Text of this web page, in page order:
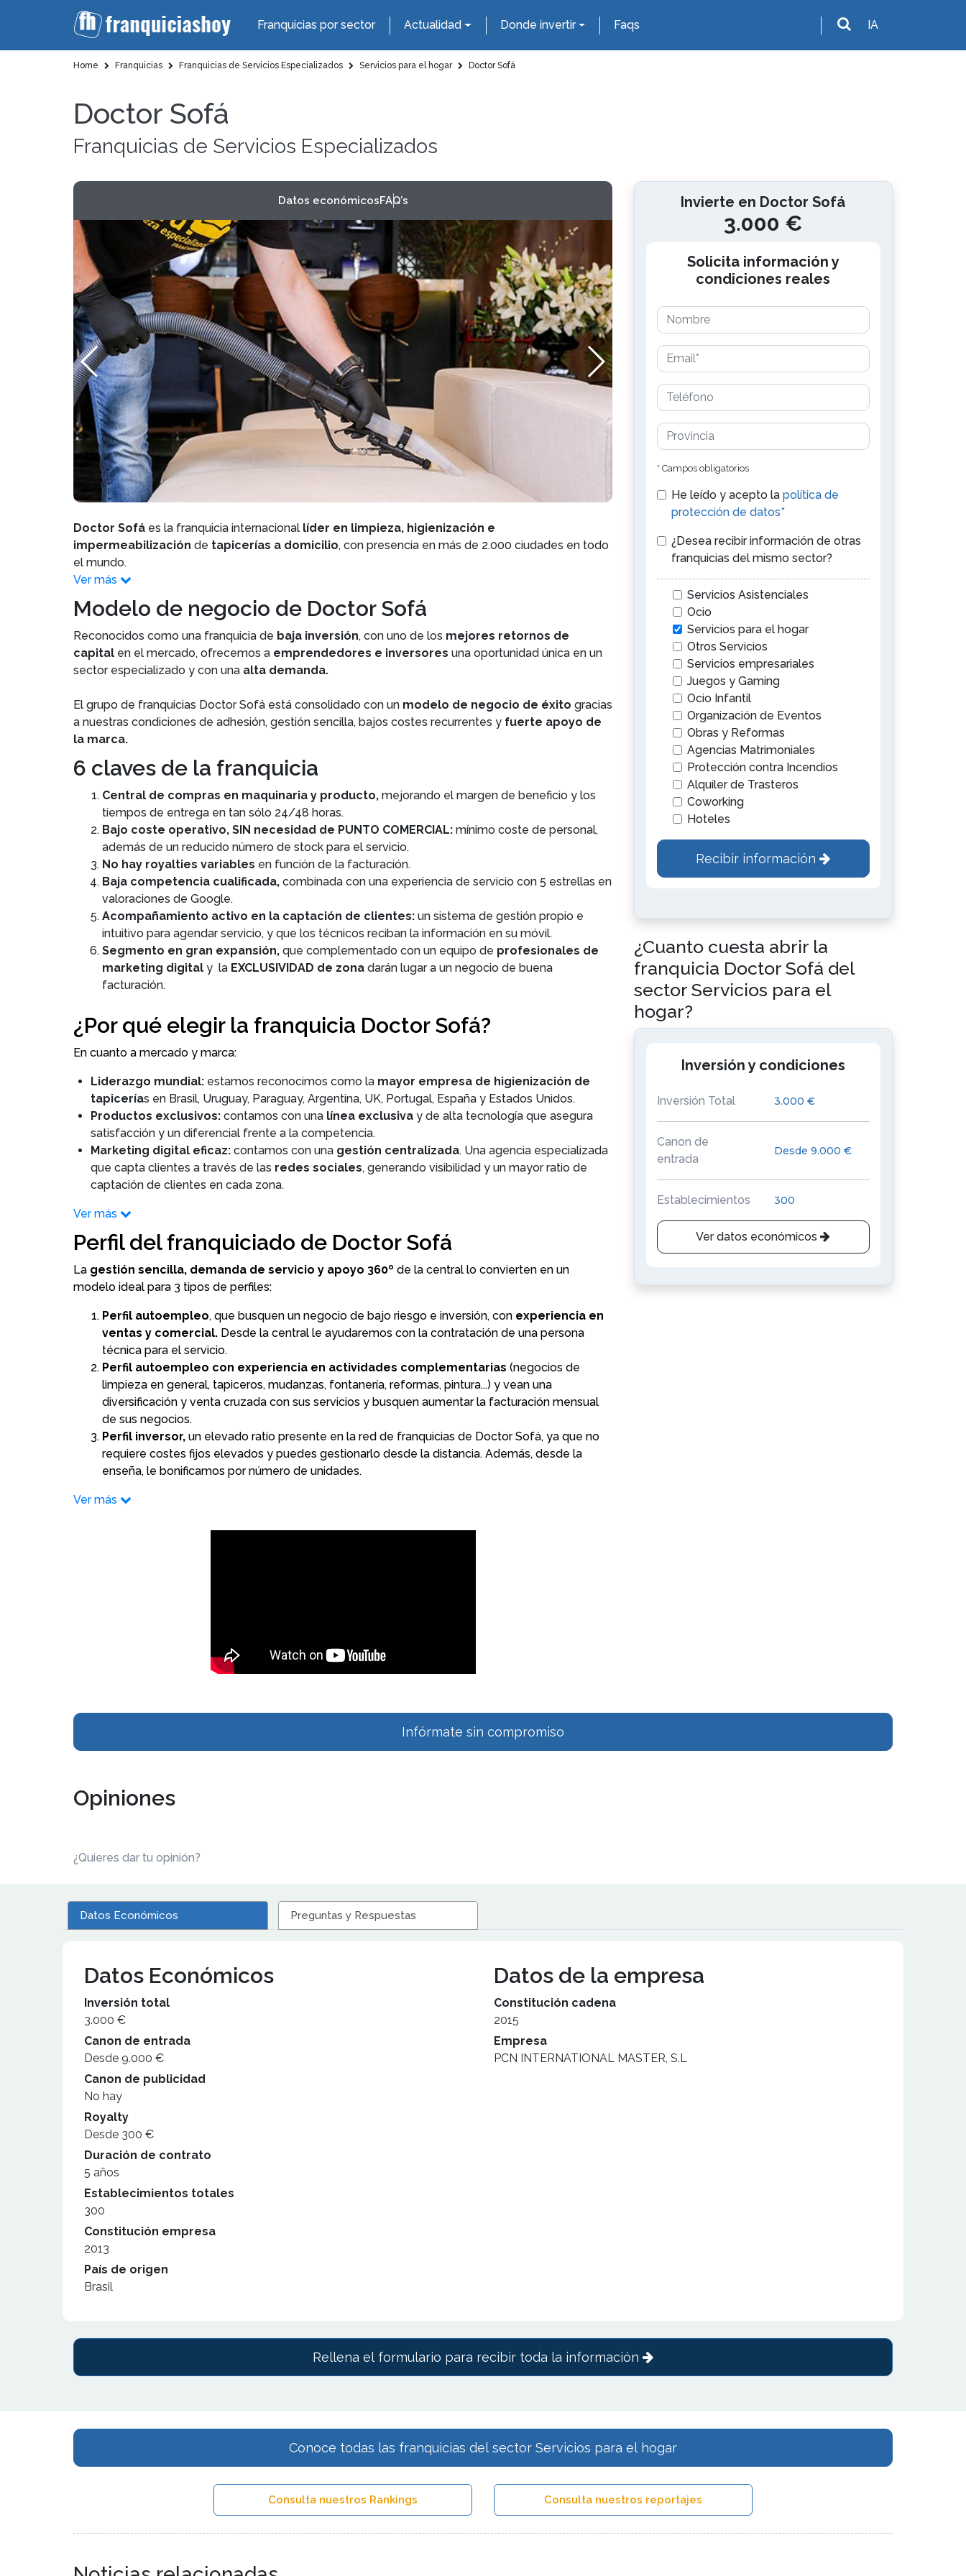
Franquicias por sector Actualidad Donde invertir Faqs IA
Home Franquicias Franquicias de Servicios Especializados Servicios para el hogar Doctor Sofá
Doctor Sofá
Franquicias de Servicios Especializados
Datos económicosFAQ’s
Doctor Sofá es la franquicia internacional líder en limpieza, higienización e
impermeabilización de tapicerías a domicilio, con presencia en más de 2.000 ciudades en todo
el mundo.
Ver más
Modelo de negocio de Doctor Sofá
Reconocidos como una franquicia de baja inversión, con uno de los mejores retornos de
capital en el mercado, ofrecemos a emprendedores e inversores una oportunidad única en un
sector especializado y con una alta demanda.
El grupo de franquicias Doctor Sofá está consolidado con un modelo de negocio de éxito gracias
a nuestras condiciones de adhesión, gestión sencilla, bajos costes recurrentes y fuerte apoyo de
la marca.
6 claves de la franquicia
Central de compras en maquinaria y producto, mejorando el margen de beneficio y los
tiempos de entrega en tan sólo 24/48 horas.
Bajo coste operativo, SIN necesidad de PUNTO COMERCIAL: mínimo coste de personal,
además de un reducido número de stock para el servicio.
No hay royalties variables en función de la facturación.
Baja competencia cualificada, combinada con una experiencia de servicio con 5 estrellas en
valoraciones de Google.
Acompañamiento activo en la captación de clientes: un sistema de gestión propio e
intuitivo para agendar servicio, y que los técnicos reciban la información en su móvil.
Segmento en gran expansión, que complementado con un equipo de profesionales de
marketing digital y la EXCLUSIVIDAD de zona darán lugar a un negocio de buena
facturación.
¿Por qué elegir la franquicia Doctor Sofá?
En cuanto a mercado y marca:
Liderazgo mundial: estamos reconocimos como la mayor empresa de higienización de
tapicerías en Brasil, Uruguay, Paraguay, Argentina, UK, Portugal, España y Estados Unidos.
Productos exclusivos: contamos con una línea exclusiva y de alta tecnología que asegura
satisfacción y un diferencial frente a la competencia.
Marketing digital eficaz: contamos con una gestión centralizada. Una agencia especializada
que capta clientes a través de las redes sociales, generando visibilidad y un mayor ratio de
captación de clientes en cada zona.
Ver más
Perfil del franquiciado de Doctor Sofá
La gestión sencilla, demanda de servicio y apoyo 360º de la central lo convierten en un
modelo ideal para 3 tipos de perfiles:
Perfil autoempleo, que busquen un negocio de bajo riesgo e inversión, con experiencia en
ventas y comercial. Desde la central le ayudaremos con la contratación de una persona
técnica para el servicio.
Perfil autoempleo con experiencia en actividades complementarias (negocios de
limpieza en general, tapiceros, mudanzas, fontanería, reformas, pintura...) y vean una
diversificación y venta cruzada con sus servicios y busquen aumentar la facturación mensual
de sus negocios.
Perfil inversor, un elevado ratio presente en la red de franquicias de Doctor Sofá, ya que no
requiere costes fijos elevados y puedes gestionarlo desde la distancia. Además, desde la
enseña, le bonificamos por número de unidades.
Ver más
Invierte en Doctor Sofá
3.000 €
Solicita información y
condiciones reales
* Campos obligatorios
He leído y acepto la política de
protección de datos*
¿Desea recibir información de otras
franquicias del mismo sector?
Servicios Asistenciales
Ocio
Servicios para el hogar
Otros Servicios
Servicios empresariales
Juegos y Gaming
Ocio Infantil
Organización de Eventos
Obras y Reformas
Agencias Matrimoniales
Protección contra Incendios
Alquiler de Trasteros
Coworking
Hoteles
Recibir información
¿Cuanto cuesta abrir la
franquicia Doctor Sofá del
sector Servicios para el
hogar?
Inversión y condiciones
Inversión Total 3.000 €
Canon de
entrada
Desde 9.000 €
Establecimientos 300
Ver datos económicos
Infórmate sin compromiso
Opiniones
¿Quieres dar tu opinión?
Datos Económicos Preguntas y Respuestas
Datos Económicos
Inversión total
3.000 €
Canon de entrada
Desde 9.000 €
Canon de publicidad
No hay
Royalty
Desde 300 €
Duración de contrato
5 años
Establecimientos totales
300
Constitución empresa
2013
País de origen
Brasil
Datos de la empresa
Constitución cadena
2015
Empresa
PCN INTERNATIONAL MASTER, S.L
Rellena el formulario para recibir toda la información
Conoce todas las franquicias del sector Servicios para el hogar
Consulta nuestros Rankings Consulta nuestros reportajes